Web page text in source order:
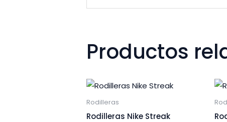
Productos
Rodilleras
Rodilleras Nike Streak